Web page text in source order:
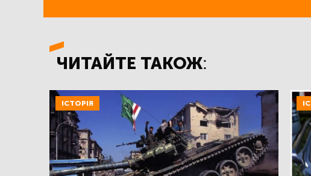
ЧИТАЙТЕ ТАКОЖ:
ІСТОРІЯ